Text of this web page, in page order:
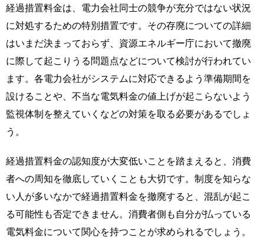
経過措置料金は、電力会社同士の競争が充分ではない状況
に対処するための特別措置です。その存廃についての詳細
はいまだ決まっておらず、資源エネルギー庁において撤廃
に際して起こりうる問題点などについて検討が行われてい
ます。各電力会社がシステムに対応できるよう準備期間を
設けることや、不当な電気料金の値上げが起こらないよう
監視体制を整えていくなどの対策を取る必要があるでしょ
う。
経過措置料金の認知度が大変低いことを踏まえると、消費
者への周知を徹底していくことも大切です。制度を知らな
い人が多いなかで経過措置料金を撤廃すると、混乱が起こ
る可能性も否定できません。消費者側も自分が払っている
電気料金について関心を持つことが求められるでしょう。